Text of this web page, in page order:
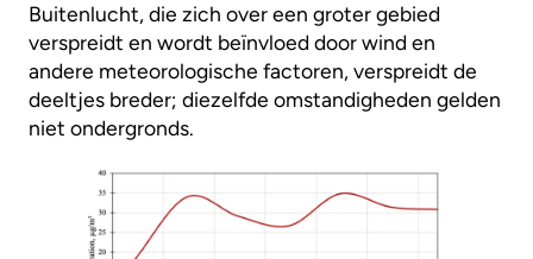
Buitenlucht, die zich over een groter gebied
verspreidt en wordt beïnvloed door wind en
andere meteorologische factoren, verspreidt de
deeltjes breder; diezelfde omstandigheden gelden
niet ondergronds.